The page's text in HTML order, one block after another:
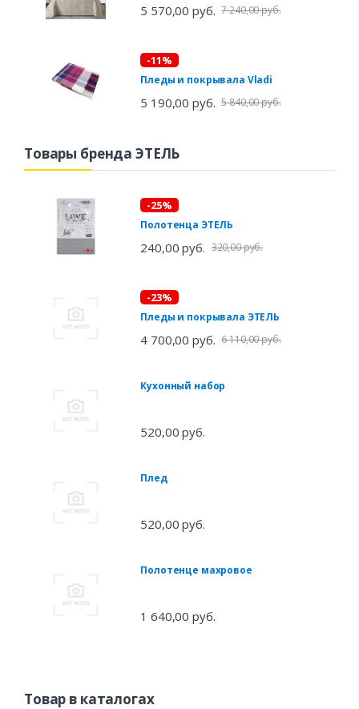
5 570,00 руб. 7 240,00 руб.
-11%
Пледы и покрывала Vladi
5 190,00 руб. 5 840,00 руб.
Товары бренда ЭТЕЛЬ
-25%
Полотенца ЭТЕЛЬ
240,00 руб. 320,00 руб.
-23%
Пледы и покрывала ЭТЕЛЬ
4 700,00 руб. 6 110,00 руб.
Кухонный набор
520,00 руб.
Плед
520,00 руб.
Полотенце махровое
1 640,00 руб.
Товар в каталогах